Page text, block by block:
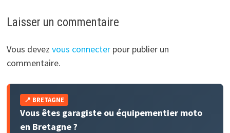
Laisser un commentaire
Vous devez vous connecterpour publier un
commentaire.
📍 BRETAGNE
Vous êtes garagiste ou équipementier moto
en Bretagne ?